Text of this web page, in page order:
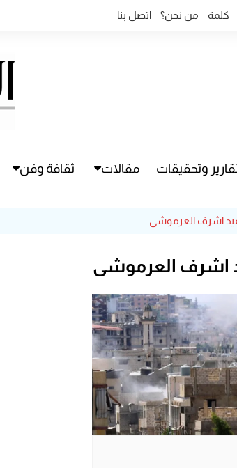
كلمة من نحن؟ اتصل بنا
وتحقيقات مقالات ثقافة وفن
اشرف العرموشي
اشرف العرموشي